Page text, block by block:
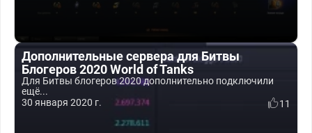
Дополнительные сервера для Битвы
Блогеров 2020 World of Tanks
Для Битвы блогеров 2020 дополнительно подключили
ещё...
30 января 2020 г.
11